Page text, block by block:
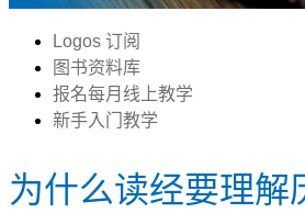
Logos 订阅
图书资料库
报名每月线上教学
新手入门教学
为什么读经要理解